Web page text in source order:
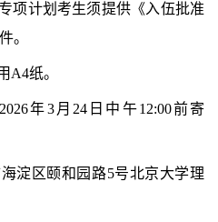
项计划考生须提供《入伍批准
。
A4纸。
6年3月24日 中午12:00前寄
淀区颐和园路5号北京大学理